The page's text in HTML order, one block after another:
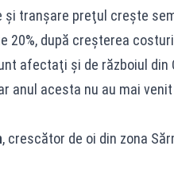
şi tranşare preţul creşte
20%, după creşterea
afectaţi şi de războiul
anul acesta nu au mai
, crescător de oi din zona